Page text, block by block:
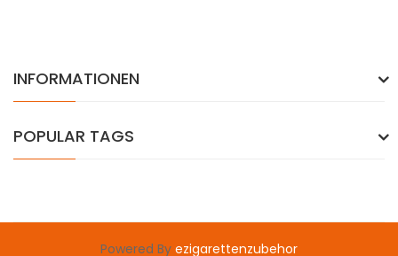
INFORMATIONEN
POPULAR TAGS
Powered By ezigarettenzubehor